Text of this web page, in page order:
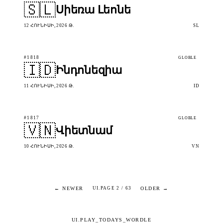
🇸🇱Սիեռա Լեոնե
12 ՀՈՒՆԻՍԻ, 2026 Թ. SL
#1818 GLOBLE
🇮🇩 Ինդոնեզիա
11 ՀՈՒՆԻՍԻ, 2026 Թ. ID
#1817 GLOBLE
🇻🇳Վիետնամ
10 ՀՈՒՆԻՍԻ, 2026 Թ. VN
← NEWER UI.PAGE 2 / 63 OLDER →
UI.PLAY_TODAYS_WORDLE